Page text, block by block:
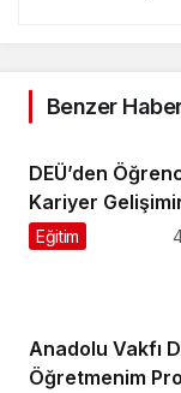
Benzer
DEÜ’den
Kariyer
Katkı Sunacak
Eğitim
Anadolu Vakfı
Öğretmenim